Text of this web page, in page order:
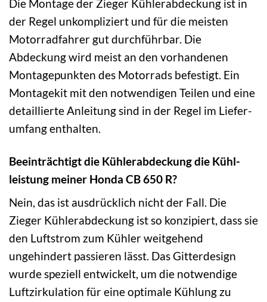
Die Montage der Zieger Kühlerabdeckung ist in
der Regel unkompliziert und für die meisten
Motorradfahrer gut durchführbar. Die
Abdeckung wird meist an den vorhandenen
Montage­punkten des Motorrads befestigt. Ein
Montage­kit mit den notwendigen Teilen und eine
detaillierte Anleitung sind in der Regel im Liefer­
umfang enthalten.
Beeinträchtigt die Kühlerabdeckung die Kühl­
leistung meiner Honda CB 650 R?
Nein, das ist ausdrücklich nicht der Fall. Die
Zieger Kühlerabdeckung ist so konzipiert, dass sie
den Luftstrom zum Kühler weitgehend
ungehindert passieren lässt. Das Gitter­design
wurde speziell entwickelt, um die notwendige
Luft­zirkulation für eine optimale Kühlung zu